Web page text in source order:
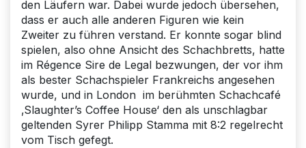
den Läufern war. Dabei wurde jedoch übersehen,
dass er auch alle anderen Figuren wie kein
Zweiter zu führen verstand. Er konnte sogar blind
spielen, also ohne Ansicht des Schachbretts, hatte
im Régence Sire de Legal bezwungen, der vor ihm
als bester Schachspieler Frankreichs angesehen
wurde, und in London im berühmten Schachcafé
‚Slaughter’s Coffee House‘ den als unschlagbar
geltenden Syrer Philipp Stamma mit 8:2 regelrecht
vom Tisch gefegt.